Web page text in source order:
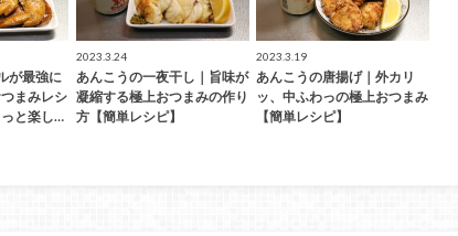
が最強に
まみレシ
と楽し…
2023.3.24
あんこうの一夜干し｜旨味が
凝縮する極上おつまみの作り
方【簡単レシピ】
2023.3.19
あんこうの唐揚げ｜外カリ
ッ、中ふわっの極上おつまみ
【簡単レシピ】